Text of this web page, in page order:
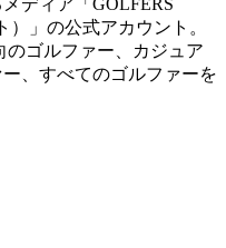
ディア「GOLFERS
）」の公式アカウント。
のゴルファー、カジュア
、すべてのゴルファーを